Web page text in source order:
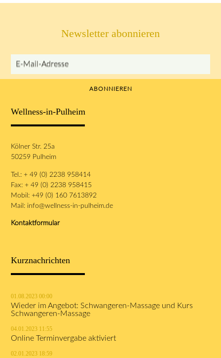
Newsletter abonnieren
E-Mail-Adresse
ABONNIEREN
Wellness-in-Pulheim
Kölner Str. 25a
50259 Pulheim
Tel.: + 49 (0) 2238 958414
Fax: + 49 (0) 2238 958415
Mobil: +49 (0) 160 7613892
Mail: info@wellness-in-pulheim.de
Kontaktformular
Kurznachrichten
01.08.2023 00:00
Wieder im Angebot: Schwangeren-Massage und Kurs
Schwangeren-Massage
04.01.2023 11:55
Online Terminvergabe aktiviert
02.01.2023 18:59